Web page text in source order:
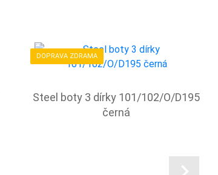
DOPRAVA ZDRAMA
Steel boty 3 dírky 101/102/O/D195
černá